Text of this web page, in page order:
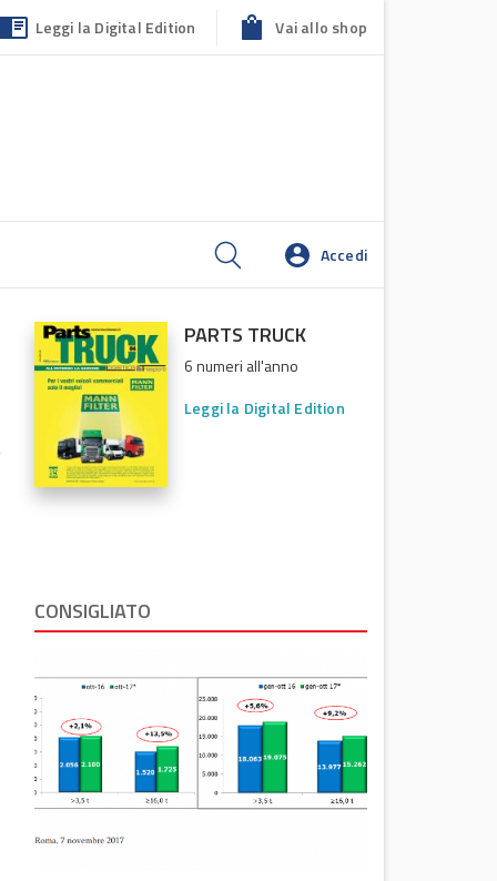
Leggi la Digital Edition Vai allo shop
Accedi
PARTS TRUCK
6 numeri all'anno
Leggi la Digital Edition
CONSIGLIATO